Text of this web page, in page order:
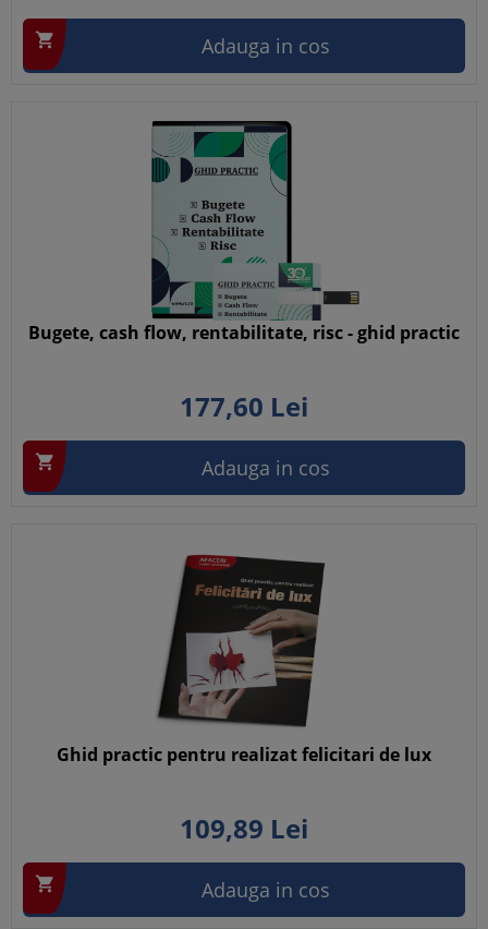
 Adauga in cos
Bugete, cash flow, rentabilitate, risc - ghid practic
177,60 Lei
 Adauga in cos
Ghid practic pentru realizat felicitari de lux
109,89 Lei
 Adauga in cos